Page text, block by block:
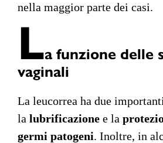
nella maggior parte dei casi.
La funzione delle
vaginali
La leucorrea ha due
la lubrificazione e la
germi patogeni. Inoltre, in